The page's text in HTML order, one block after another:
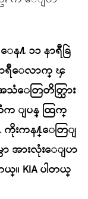
႔ ၁၁ နာရီခြဲ
နာရီေလာက္ ၾ
ေတြတိတ္သြား
ျပန္ ထြက္
ကိုးကန႔္ေတြျ
မွာ အားလုံးေျပာ
ယ္။ KIA ပါတယ္